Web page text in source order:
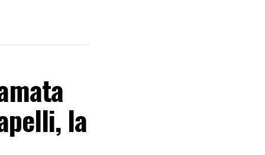
la